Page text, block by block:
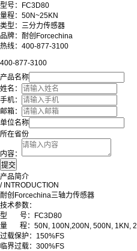
型号：FC3D80
量程：50N~25KN
类型：三分力传感器
品牌：耐创Forcechina
热线：400-877-3100
400-877-3100
产品名称
姓名：
手机：
邮箱：
单位名称
所在省份
内容：
产品简介
/ INTRODUCTION
耐创Forcechina三轴力传感器
技术参数：
型
号：FC3D80
量 程：50N, 100N,200N, 500N, 1KN, 2
过载保护：150%FS
临界过载：300%FS